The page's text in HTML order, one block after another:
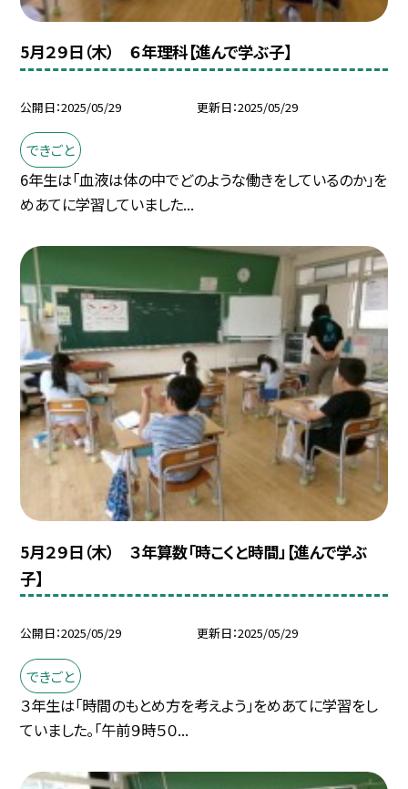
5月２９日（木） ６年理科【進んで学ぶ子】
公開日 2025/05/29 更新日 2025/05/29
できごと
6年生は「血液は体の中でどのような働きをしているのか」を
めあてに学習していました...
5月２９日（木） ３年算数「時こくと時間」【進んで学ぶ
子】
公開日 2025/05/29 更新日 2025/05/29
できごと
３年生は「時間のもとめ方を考えよう」をめあてに学習をし
ていました。「午前９時５０...